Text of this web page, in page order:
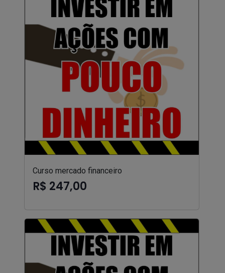
Curso mercado financeiro
R$ 247,00